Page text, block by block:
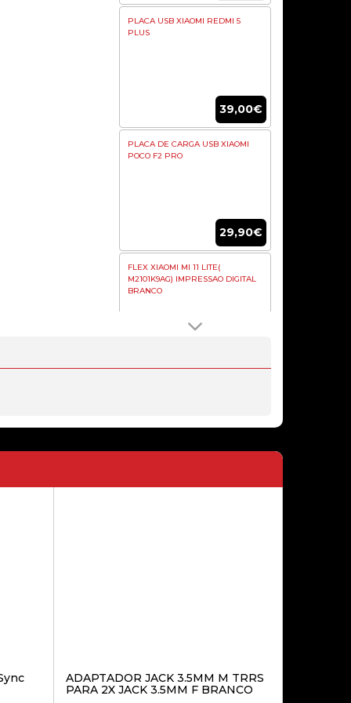
PLACA USB XIAOMI REDMI 5
PLUS
39,00€
PLACA DE CARGA USB XIAOMI
POCO F2 PRO
29,90€
FLEX XIAOMI MI 11 LITE(
M2101K9AG) IMPRESSAO DIGITAL
BRANCO
39,00€
29,00€
ADAPTADOR JACK 3.5MM M TRRS
PARA 2X JACK 3.5MM F BRANCO